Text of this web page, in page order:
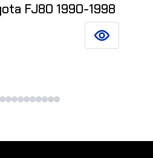
FJ80 1990-1998
SIEHE